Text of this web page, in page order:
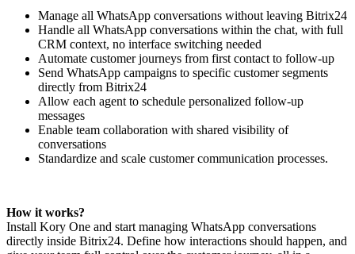
Manage all WhatsApp conversations without leaving Bitrix24
Handle all WhatsApp conversations within the chat, with full
CRM context, no interface switching needed
Automate customer journeys from first contact to follow-up
Send WhatsApp campaigns to specific customer segments
directly from Bitrix24
Allow each agent to schedule personalized follow-up
messages
Enable team collaboration with shared visibility of
conversations
Standardize and scale customer communication processes.
How it works?
Install Kory One and start managing WhatsApp conversations
directly inside Bitrix24. Define how interactions should happen, and